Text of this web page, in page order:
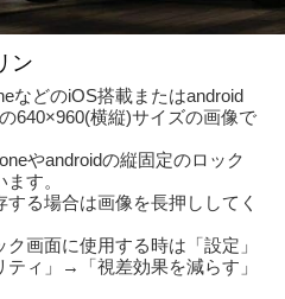
ン
などのiOS搭載またはandroid
640×960(横縦)サイズの画像で
やandroidの縦固定のロック
す。
る場合は画像を長押ししてく
画面に使用する時は「設定」
ィ」→「視差効果を減らす」